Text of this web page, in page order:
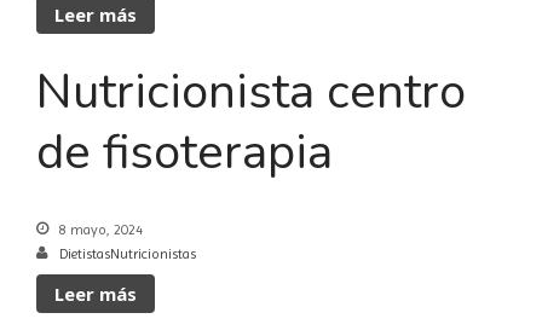
Leer más
Nutricionista centro
de fisoterapia
8 mayo, 2024
DietistasNutricionistas
Leer más